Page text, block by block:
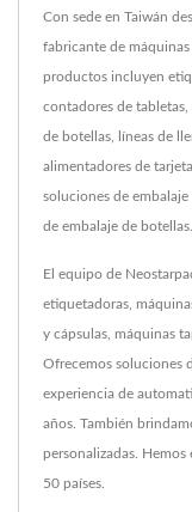
Con sede en Taiwán
fabricante de
productos incluyen
contadores de
de botellas, líneas de
alimentadores de
soluciones de
de embalaje de botellas.
El equipo de
etiquetadoras,
y cápsulas, máquinas
Ofrecemos soluciones
experiencia de
años. También
personalizadas.
50 países.